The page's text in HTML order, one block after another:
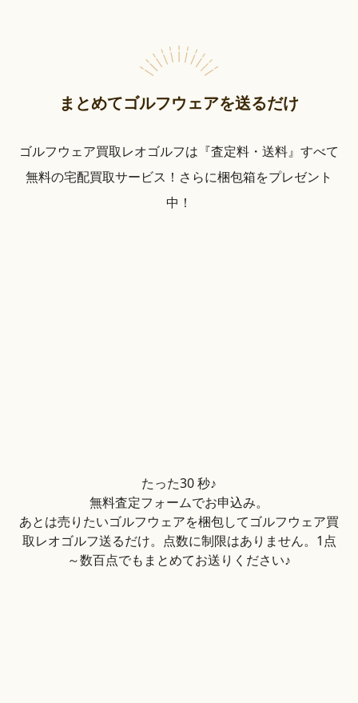
まとめてゴルフウェアを送るだけ
ゴルフウェア買取レオゴルフは『査定料・送料』すべて
無料の宅配買取サービス！さらに梱包箱をプレゼント
中！
たった30 秒♪
無料査定フォームでお申込み。
あとは売りたいゴルフウェアを梱包してゴルフウェア買
取レオゴルフ送るだけ。点数に制限はありません。1点
～数百点でもまとめてお送りください♪